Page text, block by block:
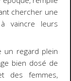
chercher une
vaincre leurs
un regard plein
bien dosé de
des femmes,